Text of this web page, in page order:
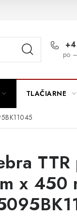
po
TLAČIARNE
TTR
x 450